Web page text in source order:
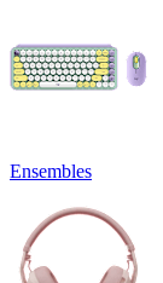
Ensembles